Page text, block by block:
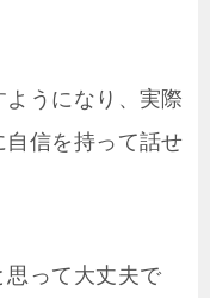
うになり、実際
信を持って話せ
思って大丈夫で